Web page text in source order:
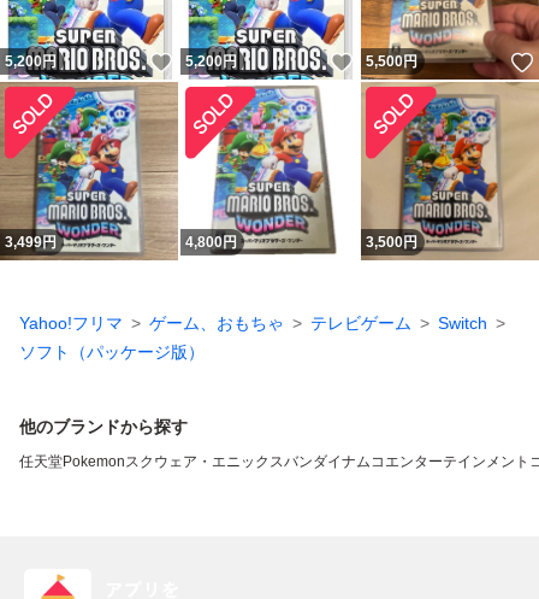
5,200 円 いいね！
5,200 円 いいね！
5,500円
3,499円 4,800円 3,500円
Yahoo!フリマ ゲーム、おもちゃ テレビゲーム
Switch
ソフト（パッケージ版）
他のブランドから探す
任天堂Pokemonスクウェア・エニックスバンダイナムコエンターテインメント